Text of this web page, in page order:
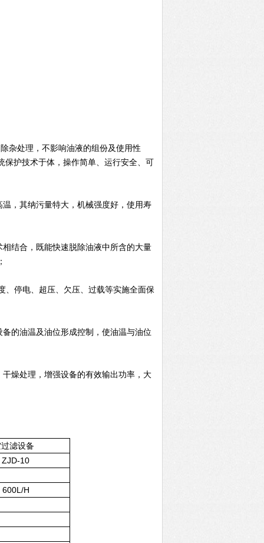
杂处理，不影响油液的组份及使用性
保护技术于体，操作简单、运行安全、可
，其纳污量特大，机械强度好，使用寿
结合，既能快速脱除油液中所含的大量
停电、超压、欠压、过载等实施全面保
的油温及油位形成控制，使油温与油位
燥处理，增强设备的有效输出功率，大
滤设备
ZJD-10
600L/H